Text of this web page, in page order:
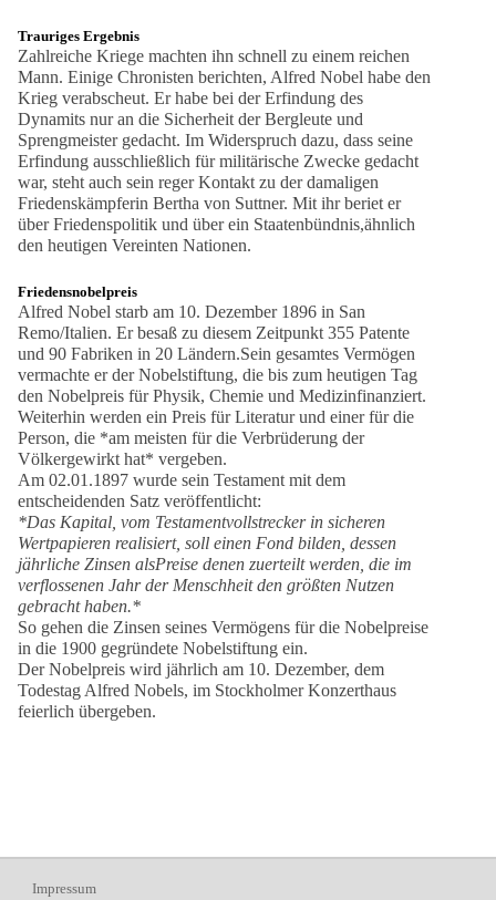
Trauriges Ergebnis
Zahlreiche Kriege machten ihn schnell zu einem reichen
Mann. Einige Chronisten berichten, Alfred Nobel habe den
Krieg verabscheut. Er habe bei der Erfindung des
Dynamits nur an die Sicherheit der Bergleute und
Sprengmeister gedacht. Im Widerspruch dazu, dass seine
Erfindung ausschließlich für militärische Zwecke gedacht
war, steht auch sein reger Kontakt zu der damaligen
Friedenskämpferin Bertha von Suttner. Mit ihr beriet er
über Friedenspolitik und über ein Staatenbündnis,ähnlich
den heutigen Vereinten Nationen.
Friedensnobelpreis
Alfred Nobel starb am 10. Dezember 1896 in San
Remo/Italien. Er besaß zu diesem Zeitpunkt 355 Patente
und 90 Fabriken in 20 Ländern.Sein gesamtes Vermögen
vermachte er der Nobelstiftung, die bis zum heutigen Tag
den Nobelpreis für Physik, Chemie und Medizinfinanziert.
Weiterhin werden ein Preis für Literatur und einer für die
Person, die *am meisten für die Verbrüderung der
Völkergewirkt hat* vergeben.
Am 02.01.1897 wurde sein Testament mit dem
entscheidenden Satz veröffentlicht:
*Das Kapital, vom Testamentvollstrecker in sicheren
Wertpapieren realisiert, soll einen Fond bilden, dessen
jährliche Zinsen alsPreise denen zuerteilt werden, die im
verflossenen Jahr der Menschheit den größten Nutzen
gebracht haben.*
So gehen die Zinsen seines Vermögens für die Nobelpreise
in die 1900 gegründete Nobelstiftung ein.
Der Nobelpreis wird jährlich am 10. Dezember, dem
Todestag Alfred Nobels, im Stockholmer Konzerthaus
feierlich übergeben.
Impressum